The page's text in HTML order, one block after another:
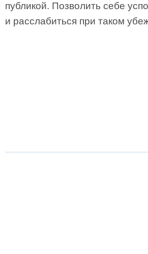
публикой. Позволить себе
и расслабиться при таком